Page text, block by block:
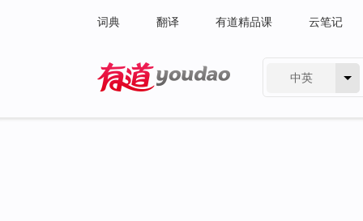
词典 翻译 有道精品课 云笔记
中英